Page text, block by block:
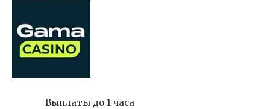
Выплаты до 1 часа